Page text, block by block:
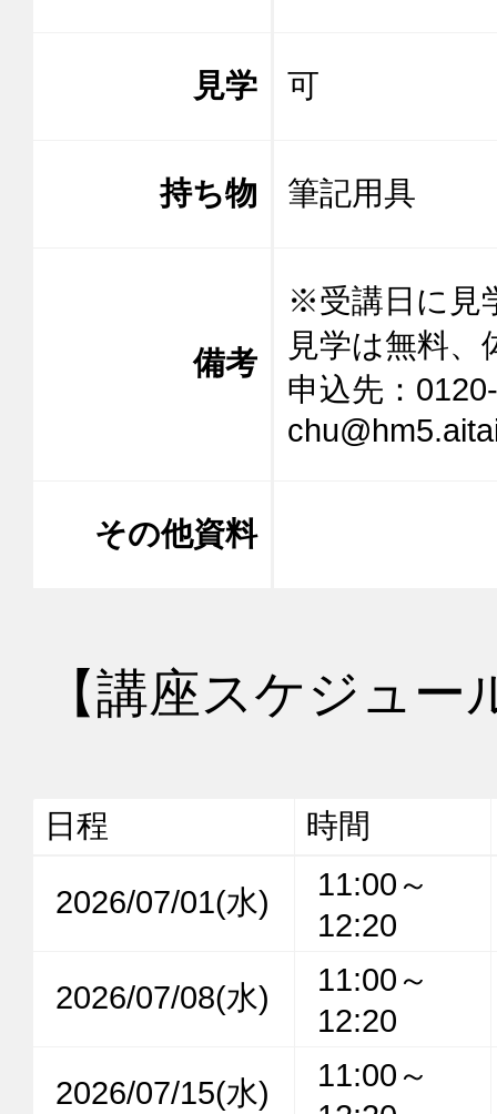
見学 可
持ち物 筆記用具
備考
※受講日に見
見学は無料、
申込先：
その他資料
【講座スケジュー
日程 時間
2026/07/01(水)
11:00～
12:20
2026/07/08(水)
11:00～
12:20
2026/07/15(水)
11:00～